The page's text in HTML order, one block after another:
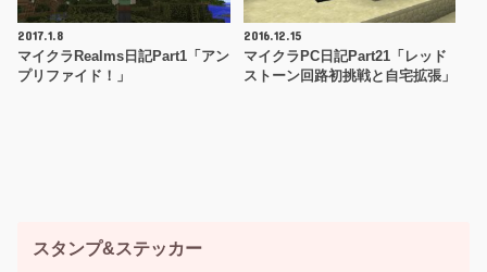
2017.1.8
マイクラRealms日記Part1「アン
プリファイド！」
2016.12.15
マイクラPC日記Part21「レッド
ストーン回路初挑戦と自宅拡張」
スタンプ&ステッカー